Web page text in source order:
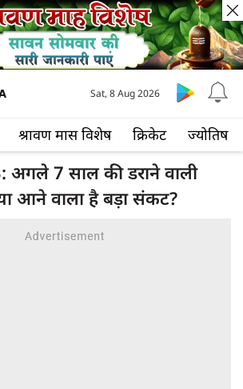
श्रावण मास विशेष क्रिकेट ज्योतिष
Sat, 8 Aug 2026
7 साल की डराने वाली
आने वाला है बड़ा संकट?